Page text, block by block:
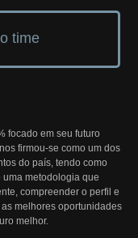
time
focado em seu futuro
firmou-se como um dos
do país, tendo como
metodologia que
compreender o perfil e
melhores oportunidades
melhor.